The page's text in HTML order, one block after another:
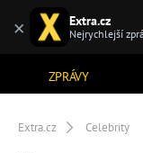
ZPRÁVY
Extra.cz Celebrity
× Extra.cz
Nejrychlejší